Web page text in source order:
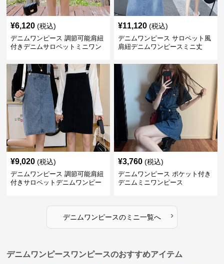
¥6,120 (税込)
デニムワンピース 調節可能肩紐
付きデニムサロペットミニワン
¥11,120 (税込)
デニムワンピース サロペット風
肩紐デニムワンピースミニ丈
¥9,020 (税込)
デニムワンピース 調節可能肩紐
付きサロペットデニムワンピー
¥3,760 (税込)
デニムワンピース ポケット付き
デニムミニワンピース
デニムワンピースのミニ一覧へ ›
デニムワンピースワンピースのおすすめアイテム